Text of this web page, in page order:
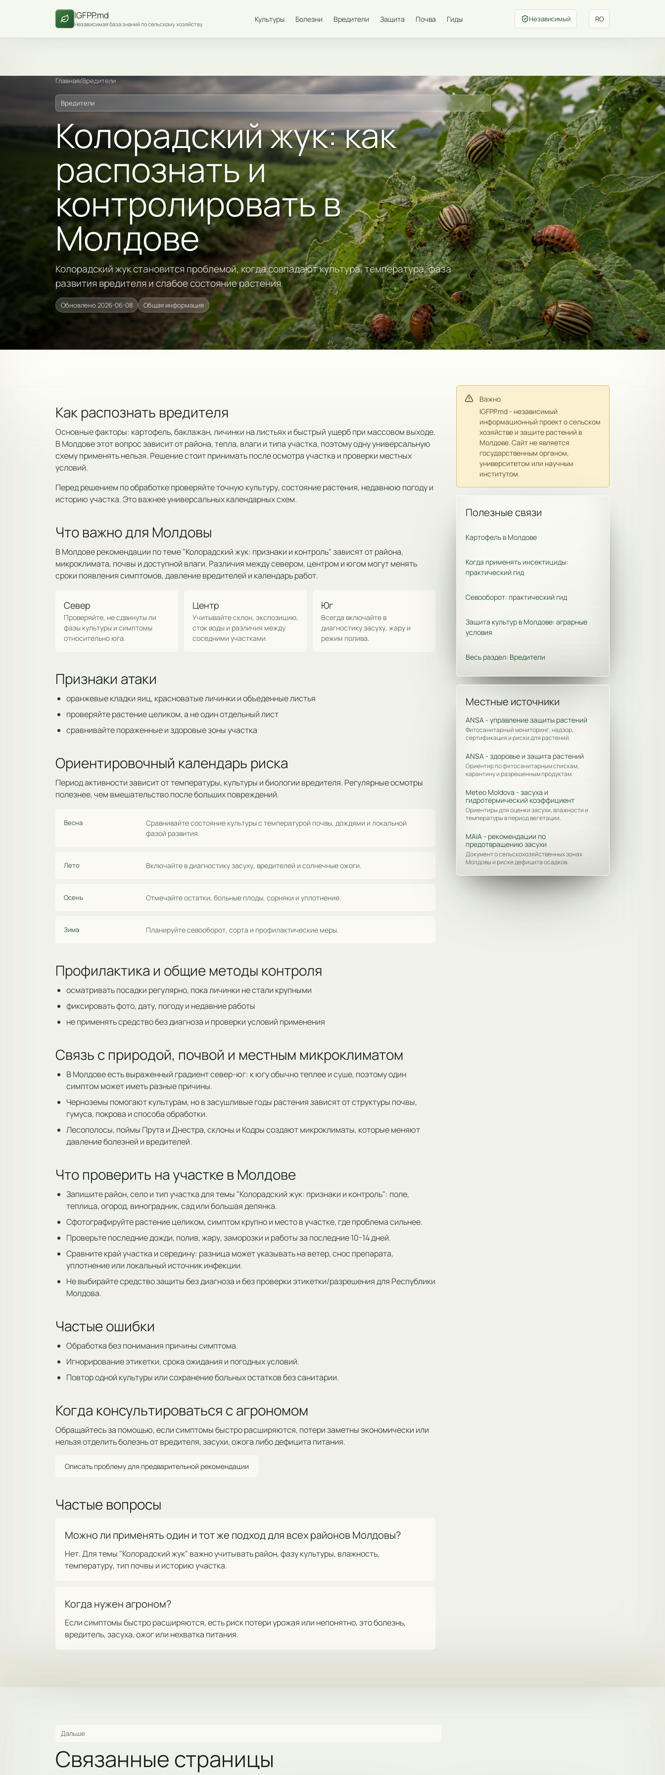
IGFPP.md
Независимая база знаний по сельскому хозяйству
Культуры Болезни Вредители Защита Почва Гиды Независимый RO
Главная/Вредители
Вредители
Колорадский жук: как
распознать и
контролировать в
Молдове
Колорадский жук становится проблемой, когда совпадают культура, температура, фаза
развития вредителя и слабое состояние растения.
Обновлено 2026-06-08 Общая информация
Как распознать вредителя
Основные факторы: картофель, баклажан, личинки на листьях и быстрый ущерб при массовом выходе.
В Молдове этот вопрос зависит от района, тепла, влаги и типа участка, поэтому одну универсальную
схему применять нельзя. Решение стоит принимать после осмотра участка и проверки местных
условий.
Перед решением по обработке проверяйте точную культуру, состояние растения, недавнюю погоду и
историю участка. Это важнее универсальных календарных схем.
Что важно для Молдовы
В Молдове рекомендации по теме "Колорадский жук: признаки и контроль" зависят от района,
микроклимата, почвы и доступной влаги. Различия между севером, центром и югом могут менять
сроки появления симптомов, давление вредителей и календарь работ.
Север
Проверяйте, не сдвинуты ли
фазы культуры и симптомы
относительно юга.
Центр
Учитывайте склон, экспозицию,
сток воды и различия между
соседними участками.
Юг
Всегда включайте в
диагностику засуху, жару и
режим полива.
Признаки атаки
оранжевые кладки яиц, красноватые личинки и объеденные листья
проверяйте растение целиком, а не один отдельный лист
сравнивайте пораженные и здоровые зоны участка
Ориентировочный календарь риска
Период активности зависит от температуры, культуры и биологии вредителя. Регулярные осмотры
полезнее, чем вмешательство после больших повреждений.
Весна
Сравнивайте состояние культуры с температурой почвы, дождями и локальной
фазой развития.
Лето Включайте в диагностику засуху, вредителей и солнечные ожоги.
Осень Отмечайте остатки, больные плоды, сорняки и уплотнение.
Зима Планируйте севооборот, сорта и профилактические меры.
Профилактика и общие методы контроля
осматривать посадки регулярно, пока личинки не стали крупными
фиксировать фото, дату, погоду и недавние работы
не применять средство без диагноза и проверки условий применения
Связь с природой, почвой и местным микроклиматом
В Молдове есть выраженный градиент север-юг: к югу обычно теплее и суше, поэтому один
симптом может иметь разные причины.
Черноземы помогают культурам, но в засушливые годы растения зависят от структуры почвы,
гумуса, покрова и способа обработки.
Лесополосы, поймы Прута и Днестра, склоны и Кодры создают микроклиматы, которые меняют
давление болезней и вредителей.
Что проверить на участке в Молдове
Запишите район, село и тип участка для темы "Колорадский жук: признаки и контроль": поле,
теплица, огород, виноградник, сад или большая делянка.
Сфотографируйте растение целиком, симптом крупно и место в участке, где проблема сильнее.
Проверьте последние дожди, полив, жару, заморозки и работы за последние 10-14 дней.
Сравните край участка и середину: разница может указывать на ветер, снос препарата,
уплотнение или локальный источник инфекции.
Не выбирайте средство защиты без диагноза и без проверки этикетки/разрешения для Республики
Молдова.
Частые ошибки
Обработка без понимания причины симптома.
Игнорирование этикетки, срока ожидания и погодных условий.
Повтор одной культуры или сохранение больных остатков без санитарии.
Когда консультироваться с агрономом
Обращайтесь за помощью, если симптомы быстро расширяются, потери заметны экономически или
нельзя отделить болезнь от вредителя, засухи, ожога либо дефицита питания.
Описать проблему для предварительной рекомендации
Частые вопросы
Можно ли применять один и тот же подход для всех районов Молдовы?
Нет. Для темы "Колорадский жук" важно учитывать район, фазу культуры, влажность,
температуру, тип почвы и историю участка.
Когда нужен агроном?
Если симптомы быстро расширяются, есть риск потери урожая или непонятно, это болезнь,
вредитель, засуха, ожог или нехватка питания.
Важно
IGFPP.md - независимый
информационный проект о сельском
хозяйстве и защите растений в
Молдове. Сайт не является
государственным органом,
университетом или научным
институтом.
Полезные связи
Картофель в Молдове
Когда применять инсектициды:
практический гид
Севооборот: практический гид
Защита культур в Молдове: аграрные
условия
Весь раздел: Вредители
Местные источники
ANSA - управление защиты растений
Фитосанитарный мониторинг, надзор,
сертификация и риски для растений.
ANSA - здоровье и защита растений
Ориентир по фитосанитарным спискам,
карантину и разрешенным продуктам.
Meteo Moldova - засуха и
гидротермический коэффициент
Ориентиры для оценки засухи, влажности и
температуры в период вегетации.
MAIA - рекомендации по
предотвращению засухи
Документ о сельскохозяйственных зонах
Молдовы и риске дефицита осадков.
Дальше
Связанные страницы